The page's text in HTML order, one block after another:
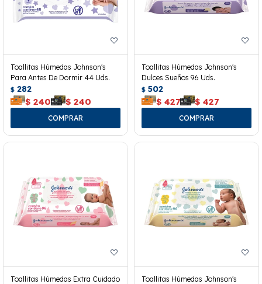
Toallitas Húmedas Johnson's
Para Antes De Dormir 44 Uds.
$ 282
$ 240 $ 240
Toallitas Húmedas Johnson's
Dulces Sueños 96 Uds.
$ 502
$ 427 $ 427
Toallitas Húmedas Extra Cuidado
Toallitas Húmedas Johnson's